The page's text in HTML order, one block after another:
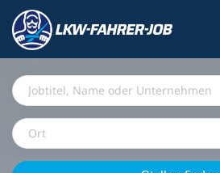
Jobtitel,
Name
Unternehmen
Ort
Stellen